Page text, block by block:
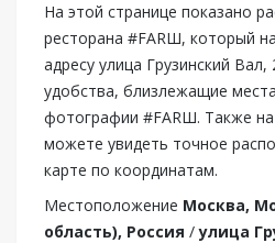
На этой странице показано
ресторана #FARШ, который
адресу улица Грузинский
удобства, близлежащие
фотографии #FARШ. Также
можете увидеть точное
карте по координатам.
Местоположение Москва,
область), Россия /улица